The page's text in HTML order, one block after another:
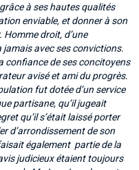
à ses hautes qualités
enviable, et donner à son
droit, d’une
avec ses convictions.
confiance de ses concitoyens
avisé et ami du progrès.
fut dotée d’un service
partisane, qu’il jugeait
qu’il s’était laissé porter
d’arrondissement de son
également partie de la
judicieux étaient toujours